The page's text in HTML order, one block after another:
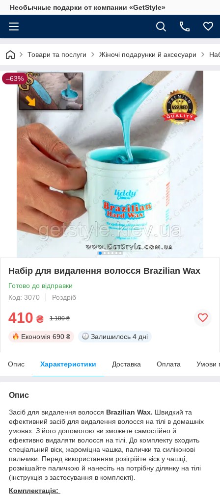
Необычные подарки от компании «GetStyle»
Товари та послуги Жіночі подарунки й аксесуари
–63%
Набір для видалення волосся Brazilian Wax
Готово до відправки
Код: 3070
Роздріб
410 ₴ 1 100 ₴
Економія 690 ₴ Залишилось 4 дні
Опис Характеристики Доставка Оплата Умови
Опис
Засіб для видалення волосся Brazilian Wax. Швидкий та
ефективний засіб для видалення волосся на тілі в домашніх
умовах. З його допомогою ви зможете самостійно й
ефективно видаляти волосся на тілі. До комплекту входить
спеціальний віск, жароміцна чашка, палички та силіконові
пальчики. Перед використанням розігрійте віск у чашці,
розмішайте паличкою й нанесіть на потрібну ділянку на тілі
(інструкція з застосування в комплекті).
Комплектація: